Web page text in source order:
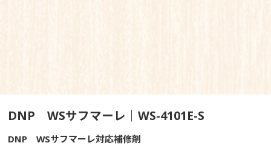
DNP WSサフマーレ｜WS-4101E-S
DNP WSサフマーレ対応補修剤